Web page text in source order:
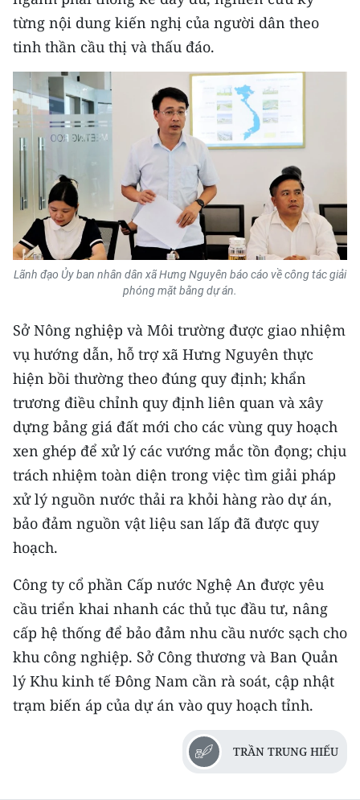
CHUYÊN ĐỀ
CÁC CHUYÊN TRANG
VỀ BÁO NHÂN DÂN
THỜI NAY
NHÂN DÂN CUỐI TUẦN
NHÂN DÂN HẰNG THÁNG
MUA BÁO
ENGLISH
中文
FRANÇAIS
РУССКИЙ
ESPAÑOL
từng nội dung kiến nghị của người dân theo
tinh thần cầu thị và thấu đáo.
Lãnh đạo Ủy ban nhân dân xã Hưng Nguyên báo cáo về công tác giải
phóng mặt bằng dự án.
Sở Nông nghiệp và Môi trường được giao nhiệm
vụ hướng dẫn, hỗ trợ xã Hưng Nguyên thực
hiện bồi thường theo đúng quy định; khẩn
trương điều chỉnh quy định liên quan và xây
dựng bảng giá đất mới cho các vùng quy hoạch
xen ghép để xử lý các vướng mắc tồn đọng; chịu
trách nhiệm toàn diện trong việc tìm giải pháp
xử lý nguồn nước thải ra khỏi hàng rào dự án,
bảo đảm nguồn vật liệu san lấp đã được quy
hoạch.
Công ty cổ phần Cấp nước Nghệ An được yêu
cầu triển khai nhanh các thủ tục đầu tư, nâng
cấp hệ thống để bảo đảm nhu cầu nước sạch cho
khu công nghiệp. Sở Công thương và Ban Quản
lý Khu kinh tế Đông Nam cần rà soát, cập nhật
trạm biến áp của dự án vào quy hoạch tỉnh.
TRẦN TRUNG HIẾU